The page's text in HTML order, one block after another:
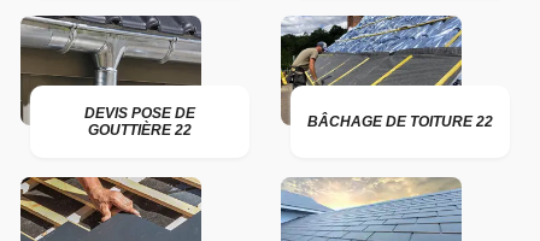
DEVIS POSE DE
GOUTTIÈRE 22
BÂCHAGE DE TOITURE 22